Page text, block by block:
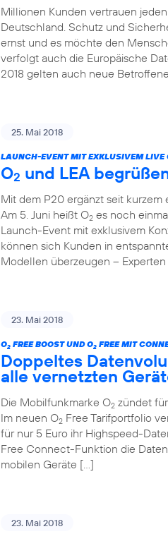
Millionen Kunden vertrauen
Deutschland. Schutz und
ernst und es möchte den
verfolgt auch die Europäische
2018 gelten auch neue
25. Mai 2018
LAUNCH-EVENT MIT EXKLUSIVEM LIVE
O2 und LEA
Mit dem P20 ergänzt seit
Am 5. Juni heißt O2 es noch
Launch-Event mit exklusivem
können sich Kunden in
Modellen überzeugen –
23. Mai 2018
O2 FREE BOOST UND O2 FREE MIT
Doppeltes
alle vernetzten
Die Mobilfunkmarke O2 zündet
Im neuen O2 Free Tarifportfolio
für nur 5 Euro ihr Highspeed-
Free Connect-Funktion die
mobilen Geräte […]
23. Mai 2018